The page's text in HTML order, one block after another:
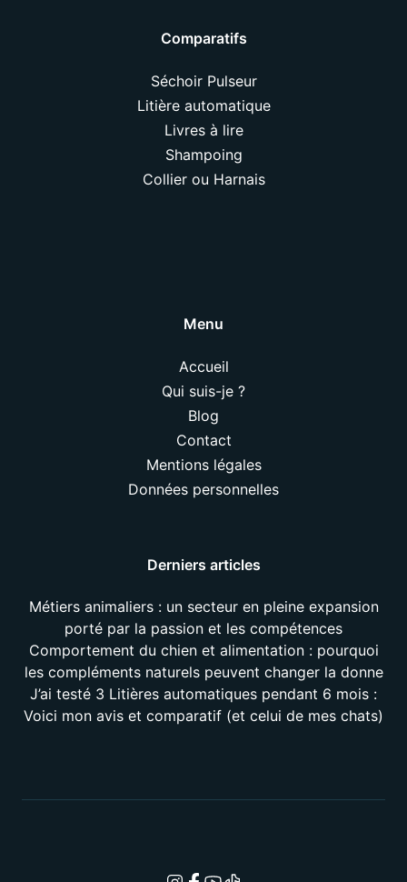
Comparatifs
Séchoir Pulseur
Litière automatique
Livres à lire
Shampoing
Collier ou Harnais
Menu
Accueil
Qui suis-je ?
Blog
Contact
Mentions légales
Données personnelles
Derniers articles
Métiers animaliers : un secteur en pleine expansion
porté par la passion et les compétences
Comportement du chien et alimentation : pourquoi
les compléments naturels peuvent changer la donne
J’ai testé 3 Litières automatiques pendant 6 mois :
Voici mon avis et comparatif (et celui de mes chats)